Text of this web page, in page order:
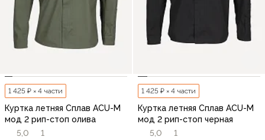
1 425 ₽ × 4 части
Куртка летняя Сплав ACU-M
мод 2 рип-стоп олива
5,0
1
1 425 ₽ × 4 части
Куртка летняя Сплав ACU-M
мод 2 рип-стоп черная
5,0
1